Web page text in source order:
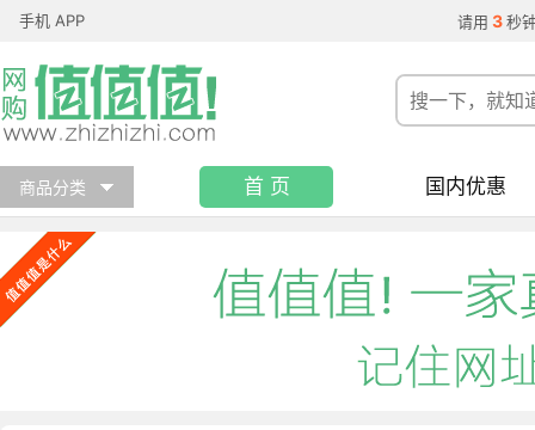
手机 APP 请用 3 秒
商品分类 首 页 国内优惠